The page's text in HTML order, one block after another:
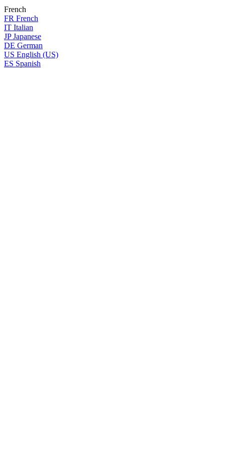
French
FR French
IT Italian
JP Japanese
DE German
US English (US)
ES Spanish